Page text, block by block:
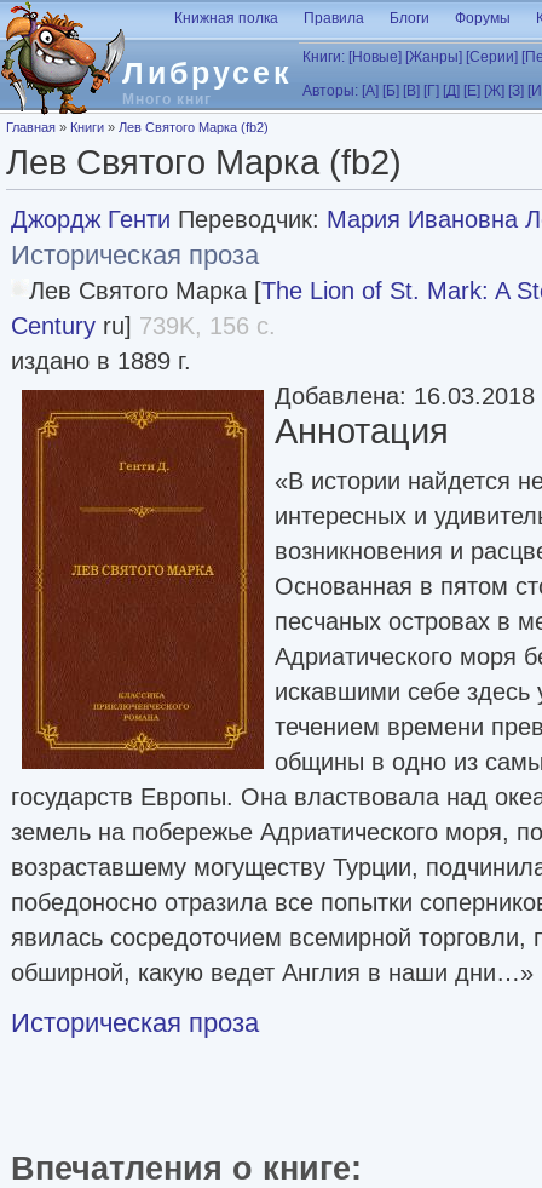
Перейти к основному содержанию
Либрусек
Много книг
Книжная полка Правила Блоги Форумы
Книги: [Новые] [Жанры] [Серии]
Авторы: [А] [Б] [В] [Г] [Д] [Е] [Ж] [З]
Вы здесь
Главная » Книги » Лев Святого Марка (fb2)
Лев Святого Марка (fb2)
Джордж Генти Переводчик: Мария Ивановна
Историческая проза
Лев Святого Марка [The Lion of St. Mark: A
Century ru] 739K, 156 с.
издано в 1889 г.
Добавлена: 16.03.2018
Аннотация
«В истории найдется
интересных и
возникновения и
Основанная в пятом
песчаных островах в
Адриатического моря
искавшими себе
течением времени
общины в одно из
государств Европы. Она властвовала над
земель на побережье Адриатического моря,
возраставшему могуществу Турции,
победоносно отразила все попытки
явилась сосредоточием всемирной торговли,
обширной, какую ведет Англия в наши дни…»
Историческая проза
Впечатления о книге: